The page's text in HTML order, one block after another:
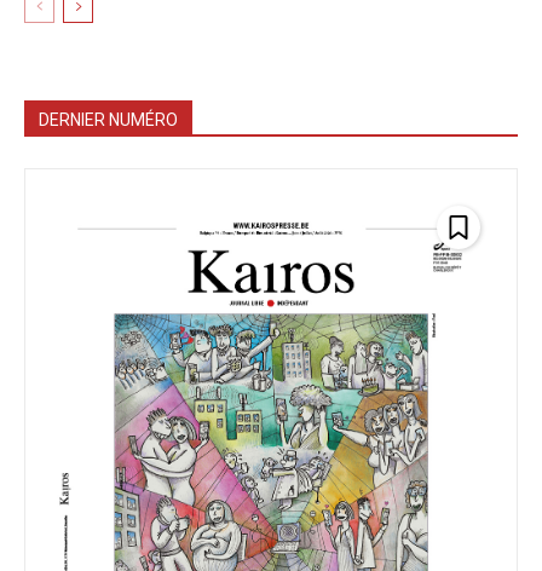
DERNIER NUMÉRO